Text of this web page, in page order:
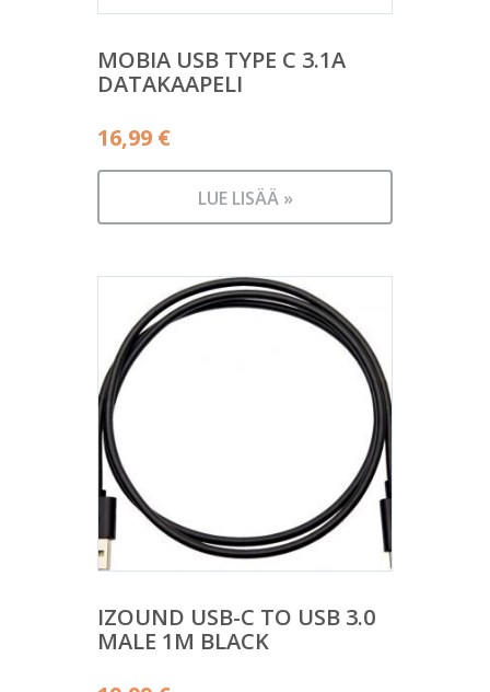
MOBIA USB TYPE C 3.1A
DATAKAAPELI
16,99 €
LUE LISÄÄ »
IZOUND USB-C TO USB 3.0
MALE 1M BLACK